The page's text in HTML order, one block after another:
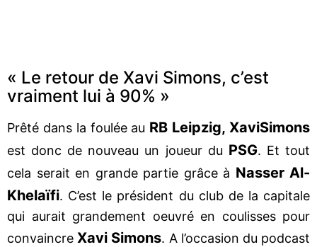
« Le retour de Xavi Simons, c’est
vraiment lui à 90% »
Prêté dans la foulée au RB Leipzig, XaviSimons
est donc de nouveau un joueur du PSG. Et tout
cela serait en grande partie grâce à Nasser Al-
Khelaïfi. C’est le président du club de la capitale
qui aurait grandement oeuvré en coulisses pour
convaincreXavi Simons. A l’occasion du podcast